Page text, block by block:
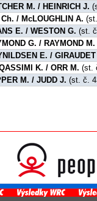
M. / HEINRICH J.
Ch. / McLOUGHLIN A.
E. / WESTON G. (st.
G. / RAYMOND M.
E. /
K. / ORR M. (st.
M. / JUDD J. (st. č.